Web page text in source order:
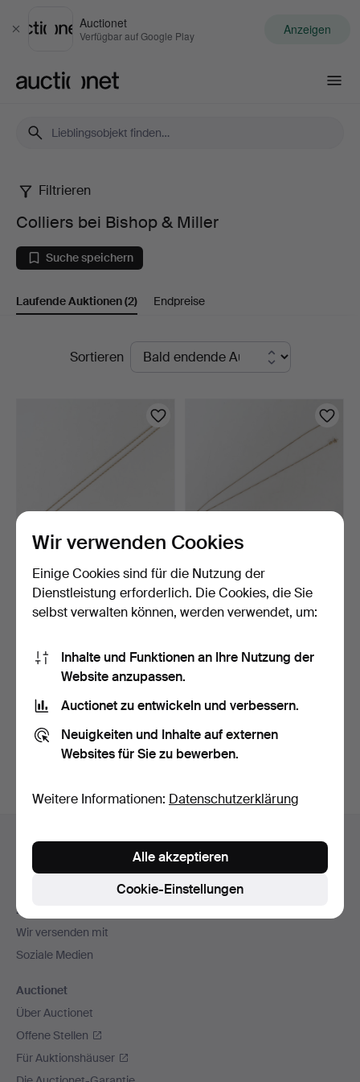
Schließen
Auctionet
Verfügbar auf Google Play Anzeigen
Colliers
bei
Bishop
&
Filtrieren
Colliers bei Bishop & Miller
Suche speichern
Laufende Auktionen(2) Endpreise
LaufendeSortieren
COLLIER AUS 9 KARAT
GOLD.
5 Tage
COLLIER AUS 9 KARAT
GOLD.
5 Tage
Suche speichern
Archiv
suchen.
Navigation
Hilfe und Kontakt
Kontakt mit dem Support aufnehmen
Zahlungsweisen
Wir versenden mit
Soziale Medien
Auctionet
Über Auctionet
Offene Stellen
Für Auktionshäuser
Wir verwenden Cookies
Einige Cookies sind für die Nutzung der
Dienstleistung erforderlich. Die Cookies, die Sie
selbst verwalten können, werden verwendet, um:
Inhalte und Funktionen an Ihre Nutzung der
Website anzupassen.
Auctionet zu entwickeln und verbessern.
Neuigkeiten und Inhalte auf externen
Websites für Sie zu bewerben.
Weitere Informationen: Datenschutzerklärung
Cookie-Einstellungen
Alle akzeptieren